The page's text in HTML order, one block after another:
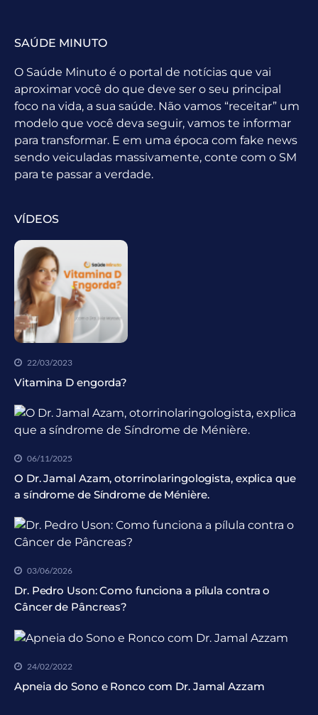
SAÚDE MINUTO
O Saúde Minuto é o portal de notícias que vai
aproximar você do que deve ser o seu principal
foco na vida, a sua saúde. Não vamos “receitar” um
modelo que você deva seguir, vamos te informar
para transformar. E em uma época com fake news
sendo veiculadas massivamente, conte com o SM
para te passar a verdade.
VÍDEOS
22/03/2023
Vitamina D engorda?
06/11/2025
O Dr. Jamal Azam, otorrinolaringologista, explica que
a síndrome de Síndrome de Ménière.
03/06/2026
Dr. Pedro Uson: Como funciona a pílula contra o
Câncer de Pâncreas?
24/02/2022
Apneia do Sono e Ronco com Dr. Jamal Azzam